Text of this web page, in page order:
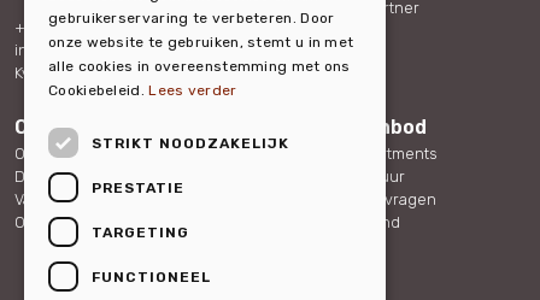
+31 (0)88 432 40 70
info@hellohousing.nl
KvK 73117765
Word onze partner
Over ons
Ons team
Duurzaamheid
Vacatures
Ons nieuws
Woningaanbod
Serviced Apartments
Overige verhuur
Veelgestelde vragen
Over Nederland
gebruikerservaring te verbeteren. Door
onze website te gebruiken, stemt u in met
alle cookies in overeenstemming met ons
Cookiebeleid. Lees verder
STRIKT NOODZAKELIJK
PRESTATIE
TARGETING
FUNCTIONEEL